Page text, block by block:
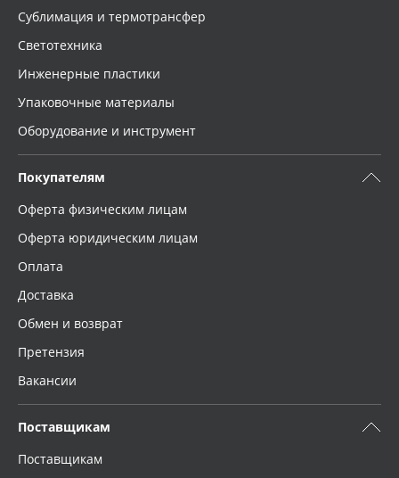
Сублимация и термотрансфер
Светотехника
Инженерные пластики
Упаковочные материалы
Оборудование и инструмент
Покупателям
Оферта физическим лицам
Оферта юридическим лицам
Оплата
Доставка
Обмен и возврат
Претензия
Вакансии
Поставщикам
Поставщикам